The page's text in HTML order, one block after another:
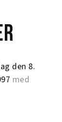
den 8.
med